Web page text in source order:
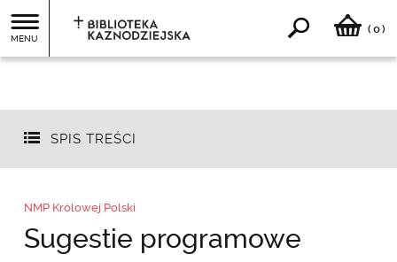
MENU
( 0)
SPIS TREŚCI
NMP Królowej Polski
Sugestie programowe